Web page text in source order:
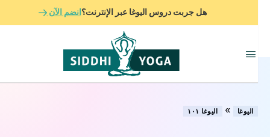
هل جربت دروس اليوغا عبر الإنترنت؟انضم الآن
اليوغا » اليوغا ١٠١